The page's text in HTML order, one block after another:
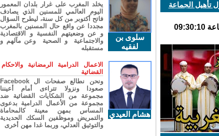
الجماعة
سلوى بن
لفقيه
يخلد المغرب على غرار بلدان المعمور
اليوم العالمي للمسنين الذي يصادف
فاتح أكتوبر من كل سنة، ليطرح السؤال
مجددا عن واقع حال المسنين بالمغرب
و عن وضعيتهم النفسية و الاقتصادية
والاجتماعية و الصحية وعن مآلهم و
مستقبله
هشام العيدي
الاعمال الدرامية الرمضانية والاحكام
القضائية
ونحن نطالع صفحات ال Facebook
صعودا ونزولا تتراءى أمام أعيننا
مجموعة من الشكايات القضائية ضد
مجموعة من الأعمال الدرامية بدعوى
المساس بمهن معينة كالمحاماة
والتمريض وموظفين السكك الحديدية
والتوثيق العدلي، وربما غدا مهن أخرى